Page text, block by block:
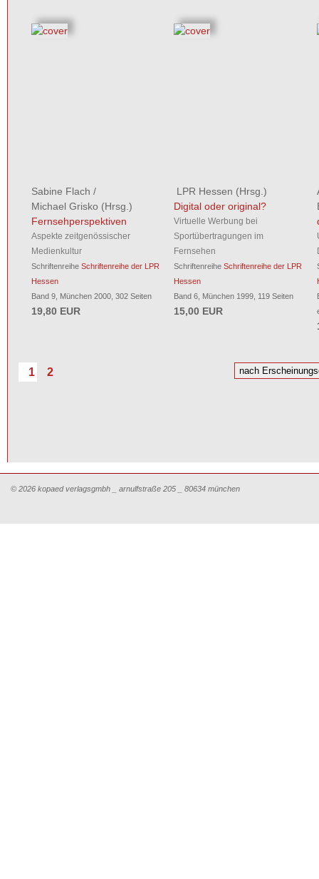
Sabine Flach /
Michael Grisko (Hrsg.)
Fernsehperspektiven
Aspekte zeitgenössischer
Medienkultur
Schriftenreihe Schriftenreihe der LPR
Hessen
Band 9, München 2000, 302 Seiten
19,80 EUR
LPR Hessen (Hrsg.)
Digital oder original?
Virtuelle Werbung bei
Sportübertragungen im
Fernsehen
SchriftenreiheSchriftenreihe der LPR
Hessen
Band 6, München 1999, 119 Seiten
15,00 EUR
1 2
© 2026 kopaed verlagsgmbh _ arnulfstraße 205 _ 80634 münchen